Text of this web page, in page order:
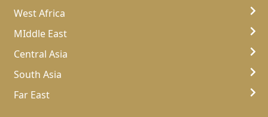
West Africa
MIddle East
Central Asia
South Asia
Far East